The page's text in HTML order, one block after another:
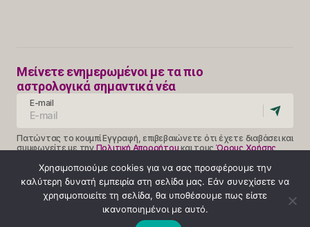
Μείνετε ενημερωμένοι με τα πιο
αστρολογικά σημαντικά νέα
E-mail
Πατώντας το κουμπί Εγγραφή, επιβεβαιώνετε ότι έχετε διαβάσει και
συμφωνείτε με τηνΠολιτική Απορρήτουκαι τουςΌρους Χρήσης
Χρησιμοποιούμε cookies για να σας προσφέρουμε την
καλύτερη δυνατή εμπειρία στη σελίδα μας. Εάν συνεχίσετε να
χρησιμοποιείτε τη σελίδα, θα υποθέσουμε πως είστε
ικανοποιημένοι με αυτό.